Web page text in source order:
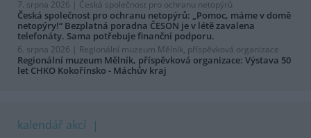
7. srpna 2026 | Česká společnost pro ochranu netopýrů
Česká společnost pro ochranu netopýrů: „Pomoc, máme v domě
netopýry!“ Bezplatná poradna ČESON je v létě zavalena
telefonáty. Sama potřebuje finanční podporu.
6. srpna 2026 | Regionální muzeum Mělník, příspěvková organizace
Regionální muzeum Mělník, příspěvková organizace: Výstava 50
let CHKO Kokořínsko - Máchův kraj
kalendář akcí